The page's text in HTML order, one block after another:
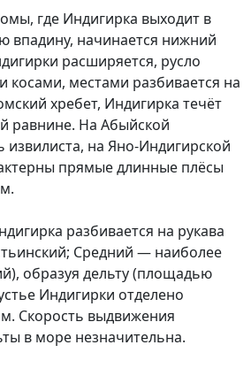
где Индигирка выходит в
впадину, начинается нижний
расширяется, русло
косами, местами разбивается на
хребет, Индигирка течёт
равнине. На Абыйской
извилиста, на Яно-Индигирской
прямые длинные плёсы
разбивается на рукава
Средний — наиболее
образуя дельту (площадью
Индигирки отделено
Скорость выдвижения
в море незначительна.